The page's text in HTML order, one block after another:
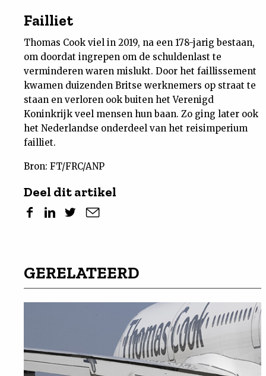
Failliet
Thomas Cook viel in 2019, na een 178-jarig bestaan,
om doordat ingrepen om de schuldenlast te
verminderen waren mislukt. Door het faillissement
kwamen duizenden Britse werknemers op straat te
staan en verloren ook buiten het Verenigd
Koninkrijk veel mensen hun baan. Zo ging later ook
het Nederlandse onderdeel van het reisimperium
failliet.
Bron: FT/FRC/ANP
Deel dit artikel
GERELATEERD